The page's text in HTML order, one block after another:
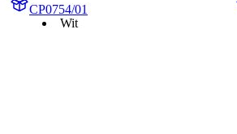
CP0754/01
Wit